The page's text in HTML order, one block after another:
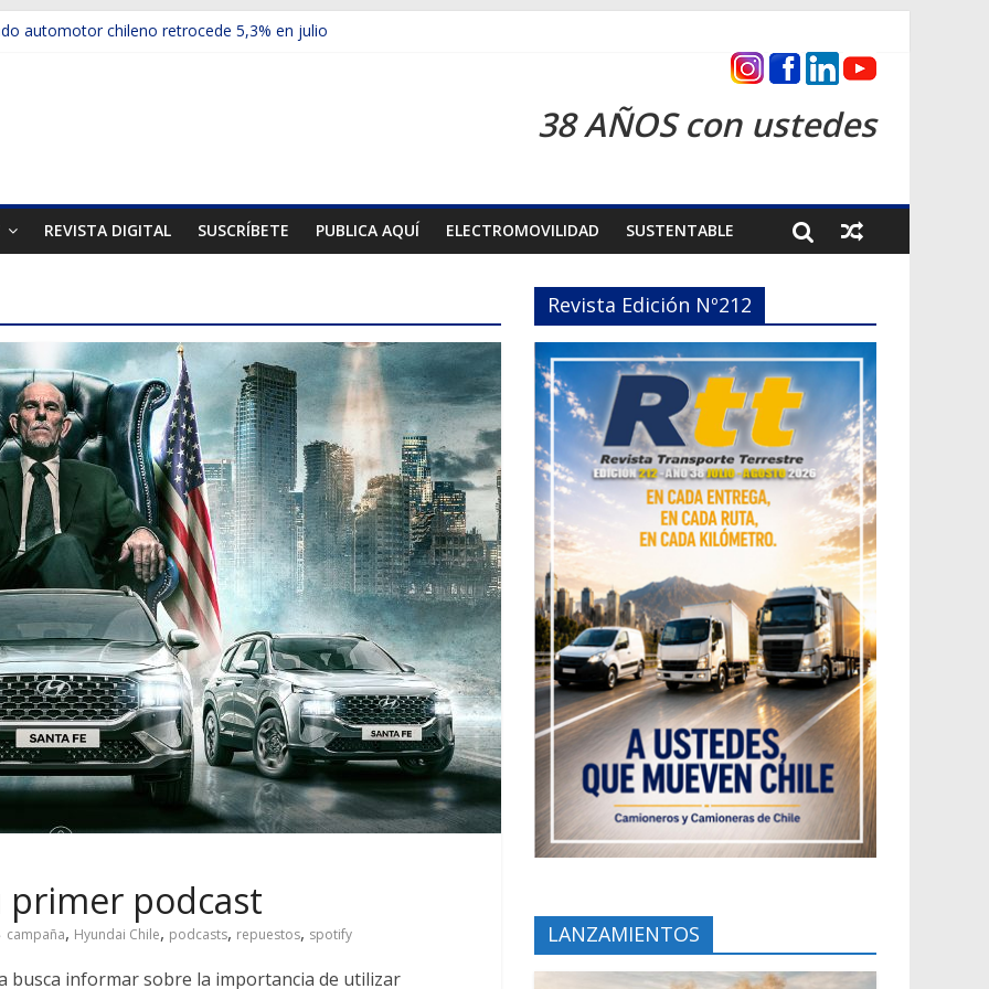
automotor chileno retrocede 5,3% en julio
38 AÑOS con ustedes
REVISTA DIGITAL SUSCRÍBETE PUBLICA AQUÍ ELECTROMOVILIDAD SUSTENTABLE
primer podcast
campaña, Hyundai Chile, podcasts, repuestos, spotify
busca informar sobre la importancia de utilizar
Revista Edición Nº212
LANZAMIENTOS